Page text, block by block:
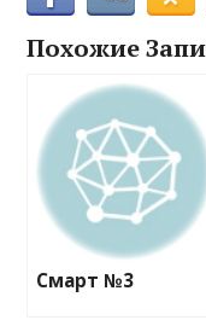
Похожие
Смарт №3